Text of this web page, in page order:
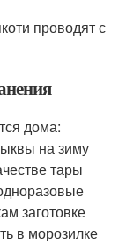
проводят с
дома:
на зиму
тары
заготовке
в морозилке